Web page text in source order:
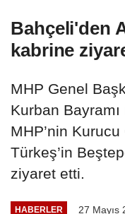
Bahçeli'den
kabrine
MHP Genel
Kurban Bayramı
MHP’nin
Türkeş’in
ziyaret etti.
HABERLER 27 Mayıs